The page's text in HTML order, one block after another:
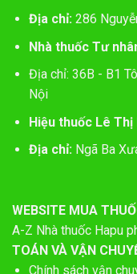
Địa chỉ:286
Nhà thuốc Tư
Địa chỉ: 36B - B1
Nội
Hiệu thuốc Lê Thị
Địa chỉ: Ngã Ba
WEBSITE MUA
A-Z Nhà thuốc Hapu
TOÁN VÀ VẬN
Chính sách vận